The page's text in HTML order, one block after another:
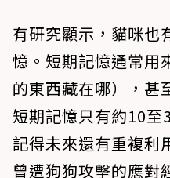
有研究顯示，貓咪也
憶。短期記憶通常用
的東西藏在哪），甚
短期記憶只有約10
記得未來還有重複利
曾遭狗狗攻擊的應對